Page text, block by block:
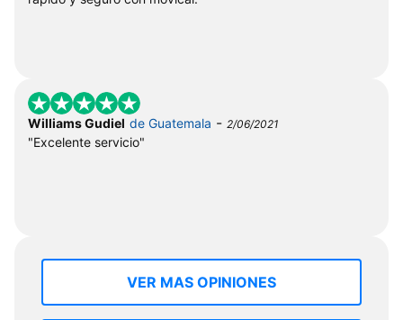
Williams Gudiel de Guatemala - 2/06/2021
"Excelente servicio"
VER MAS OPINIONES